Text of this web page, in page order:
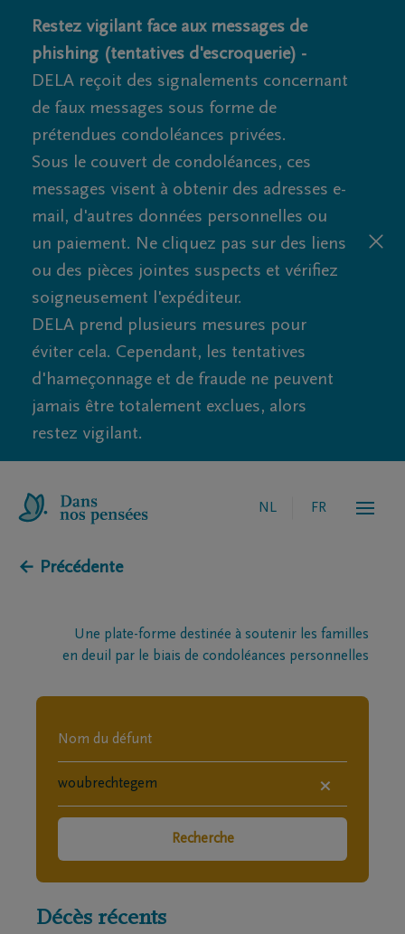
Restez vigilant face aux messages de
phishing (tentatives d'escroquerie) -
DELA reçoit des signalements concernant
de faux messages sous forme de
prétendues condoléances privées.
Sous le couvert de condoléances, ces
messages visent à obtenir des adresses e-
mail, d'autres données personnelles ou
un paiement. Ne cliquez pas sur des liens
ou des pièces jointes suspects et vérifiez
soigneusement l'expéditeur.
DELA prend plusieurs mesures pour
éviter cela. Cependant, les tentatives
d'hameçonnage et de fraude ne peuvent
jamais être totalement exclues, alors
restez vigilant.
NL FR
← Précédente
Une plate-forme destinée à soutenir les familles
en deuil par le biais de condoléances personnelles
×
Recherche
Décès récents